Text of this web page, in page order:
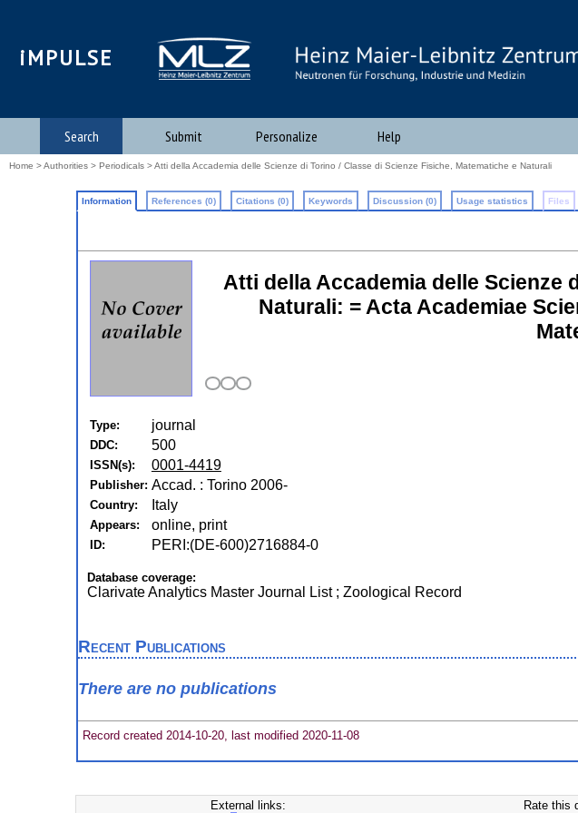
iMPULSE
Search Submit Personalize Help
Home >Authorities > Periodicals > Atti della Accademia delle Scienze di Torino / Classe di Scienze Fisiche, Matematiche e Naturali
Information References (0) Citations (0) Keywords Discussion (0) Usage statistics Files
Atti della Accademia delle Scienze
Naturali: = Acta Academiae
Type: journal
DDC: 500
ISSN(s): 0001-4419
Publisher: Accad. : Torino 2006-
Country: Italy
Appears: online, print
ID: PERI:(DE-600)2716884-0
Database coverage:
Clarivate Analytics Master Journal List ; Zoological Record
Recent Publications
There are no publications
Record created 2014-10-20, last modified 2020-11-08
External links: Rate this